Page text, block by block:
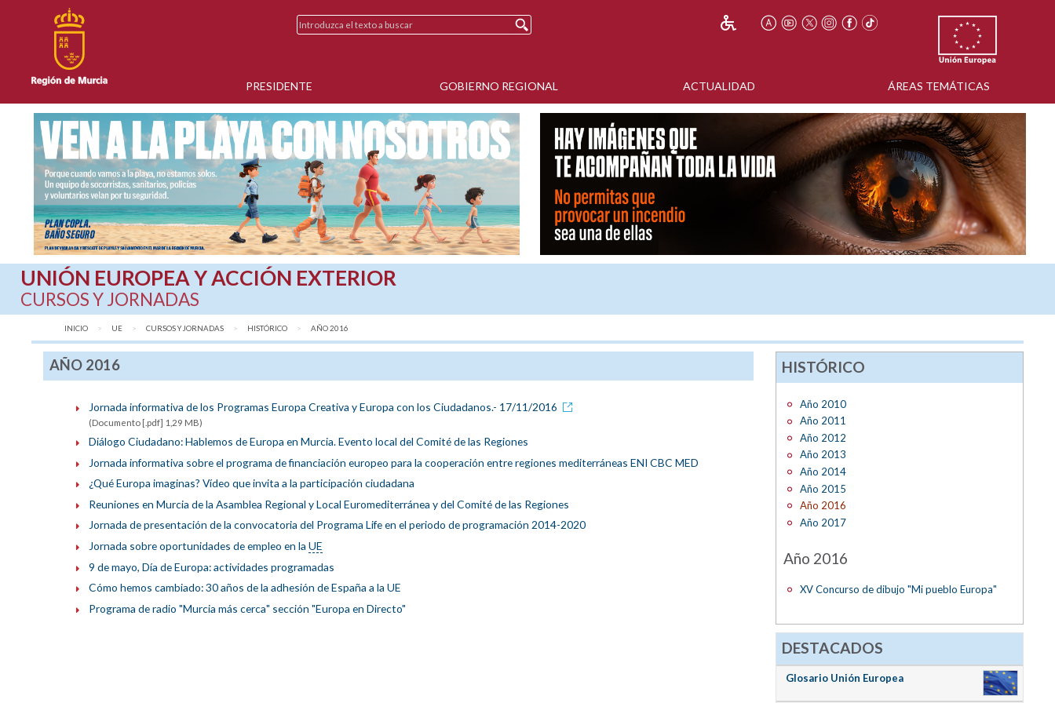
PRESIDENTE GOBIERNO REGIONAL ACTUALIDAD ÁREAS TEMÁTICAS
UNIÓN EUROPEA Y ACCIÓN EXTERIOR
CURSOS Y JORNADAS
INICIO UE CURSOS Y JORNADAS HISTÓRICO AQUÍ:
AÑO 2016
AÑO 2016
Jornada informativa de los Programas Europa Creativa y Europa con los Ciudadanos.- 17/11/2016
(Documento [.pdf] 1,29 MB)
Diálogo Ciudadano: Hablemos de Europa en Murcia. Evento local del Comité de las Regiones
Jornada informativa sobre el programa de financiación europeo para la cooperación entre regiones mediterráneas ENI CBC MED
¿Qué Europa imaginas? Vídeo que invita a la participación ciudadana
Reuniones en Murcia de la Asamblea Regional y Local Euromediterránea y del Comité de las Regiones
Jornada de presentación de la convocatoria del Programa Life en el periodo de programación 2014-2020
Jornada sobre oportunidades de empleo en la UE
9 de mayo, Día de Europa: actividades programadas
Cómo hemos cambiado: 30 años de la adhesión de España a la UE
Programa de radio "Murcia más cerca" sección "Europa en Directo"
HISTÓRICO
Año 2010
Año 2011
Año 2012
Año 2013
Año 2014
Año 2015
Año 2016
Año 2017
Año 2016
XV Concurso de dibujo "Mi pueblo Europa"
DESTACADOS
Glosario Unión Europea